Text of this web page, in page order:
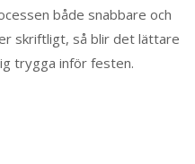
både snabbare och
skriftligt, så blir det lättare
trygga inför festen.